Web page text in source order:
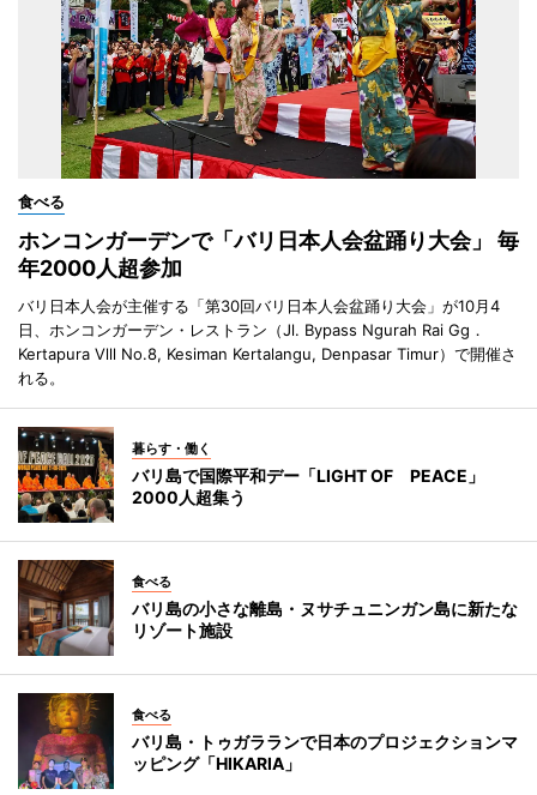
食べる
ホンコンガーデンで「バリ日本人会盆踊り大会」 毎
年2000人超参加
バリ日本人会が主催する「第30回バリ日本人会盆踊り大会」が10月4
日、ホンコンガーデン・レストラン（Jl. Bypass Ngurah Rai Gg．
Kertapura Vlll No.8, Kesiman Kertalangu, Denpasar Timur）で開催さ
れる。
暮らす・働く
バリ島で国際平和デー「LIGHT OF PEACE」
2000人超集う
食べる
バリ島の小さな離島・ヌサチュニンガン島に新たな
リゾート施設
食べる
バリ島・トゥガラランで日本のプロジェクションマ
ッピング「HIKARIA」